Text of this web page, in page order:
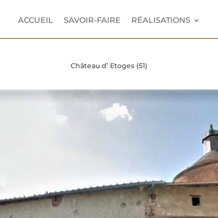
ACCUEIL SAVOIR-FAIRE RÉALISATIONS
Château d’ Etoges (51)